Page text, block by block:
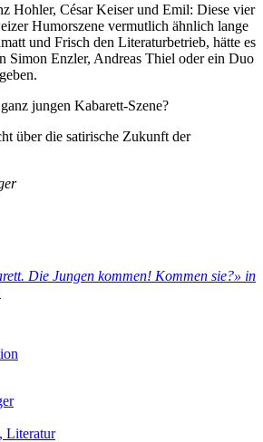
Hohler, César Keiser und Emil: Diese vier
Humorszene vermutlich ähnlich lange
und Frisch den Literaturbetrieb, hätte es
Simon Enzler, Andreas Thiel oder ein Duo
jungen Kabarett-Szene?
über die satirische Zukunft der
Die Jungen kommen! Kommen sie?» in
Literatur